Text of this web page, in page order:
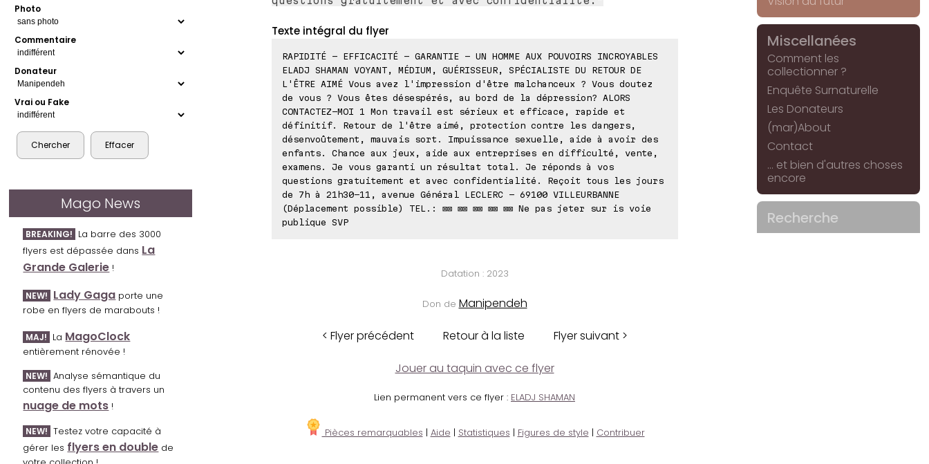
Photo
Commentaire
Donateur
Vrai ou Fake
Mago News
BREAKING! La barre des 3000
flyers est dépassée dans La
Grande Galerie !
NEW! Lady Gaga porte une
robe en flyers de marabouts !
MAJ! La MagoClock
entièrement rénovée !
NEW! Analyse sémantique du
contenu des flyers à travers un
nuage de mots !
NEW! Testez votre capacité à
gérer les flyers en double de
Texte intégral du flyer
RAPIDITÉ - EFFICACITÉ - GARANTIE - UN HOMME AUX POUVOIRS INCROYABLES
ELADJ SHAMAN VOYANT, MÉDIUM, GUÉRISSEUR, SPÉCIALISTE DU RETOUR DE
L'ÊTRE AIMÉ Vous avez l'impression d'être malchanceux ? Vous doutez
de vous ? Vous êtes désespérés, au bord de la dépression? ALORS
CONTACTEZ-MOI 1 Mon travail est sérieux et efficace, rapide et
définitif. Retour de l'être aimé, protection contre les dangers,
désenvoûtement, mauvais sort. Impuissance sexuelle, aide à avoir des
enfants. Chance aux jeux, aide aux entreprises en difficulté, vente,
examens. Je vous garanti un résultat total. Je réponds à vos
questions gratuitement et avec confidentialité. Reçoit tous les jours
de 7h à 21h30-11, avenue Général LECLERC - 69100 VILLEURBANNE
(Déplacement possible) TEL.: ⊠⊠ ⊠⊠ ⊠⊠ ⊠⊠ ⊠⊠ Ne pas jeter sur is voie
publique SVP
Datation : 2023
Don de Manipendeh
< Flyer précédent Retour à la liste Flyer suivant >
Jouer au taquin avec ce flyer
Lien permanent vers ce flyer : ELADJ SHAMAN
Pièces remarquables | Aide | Statistiques | Figures de style | Contribuer
Miscellanées
Comment les
collectionner ?
Enquête Surnaturelle
Les Donateurs
(mar)About
Contact
... et bien d'autres choses
encore
Recherche